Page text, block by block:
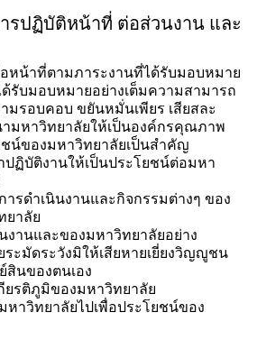
รปฏิบัติหน้าที่ ต่อส่วนงาน และ
หน้าที่ตามภาระงานที่ได้รับมอบหมาย
รับมอบหมายอย่างเต็มความสามารถ
รอบคอบ ขยันหมั่นเพียร เสียสละ
มหาวิทยาลัยให้เป็นองค์กรคุณภาพ
น์ของมหาวิทยาลัยเป็นสำคัญ
ปฏิบัติงานให้เป็นประโยชน์ต่อมหา
รดำเนินงานและกิจกรรมต่างๆ ของ
ยาลัย
านและของมหาวิทยาลัยอย่าง
ะมัดระวังมิให้เสียหายเยี่ยงวิญญูชน
นของตนเอง
ยรติภูมิของมหาวิทยาลัย
าวิทยาลัยไปเพื่อประโยชน์ของ